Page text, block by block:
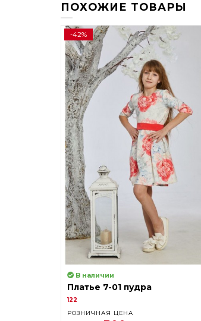
ПОХОЖИЕ ТОВАРЫ
-42%
В наличии
Платье 7-01 пудра
122
РОЗНИЧНАЯ ЦЕНА